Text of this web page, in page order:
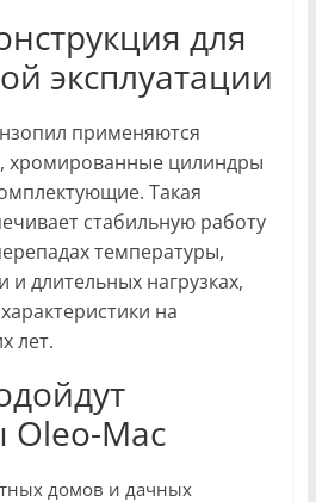
для
эксплуатации
применяются
хромированные цилиндры
Такая
стабильную работу
температуры,
и длительных нагрузках,
на
лет.
Oleo-Mac
домов и дачных